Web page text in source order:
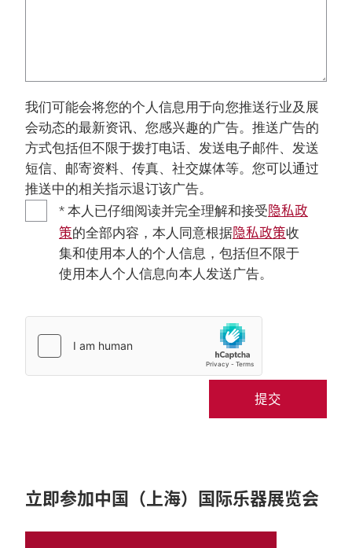
我们可能会将您的个人信息用于向您推送行业及展
会动态的最新资讯、您感兴趣的广告。推送广告的
方式包括但不限于拨打电话、发送电子邮件、发送
短信、邮寄资料、传真、社交媒体等。您可以通过
推送中的相关指示退订该广告。
* 本人已仔细阅读并完全理解和接受隐私政
策的全部内容，本人同意根据隐私政策收
集和使用本人的个人信息，包括但不限于
使用本人个人信息向本人发送广告。
提交
立即参加中国（上海）国际乐器展览会